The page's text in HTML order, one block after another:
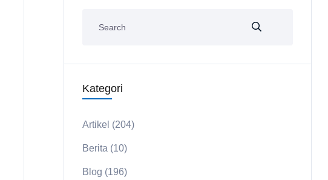
Kategori
Artikel (204)
Berita (10)
Blog (196)